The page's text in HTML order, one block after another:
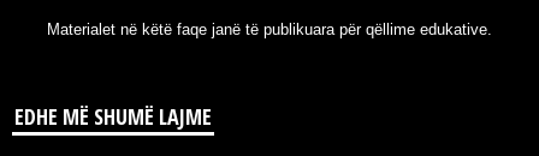
Materialet në këtë faqe janë të publikuara për qëllime edukative.
EDHE MË SHUMË LAJME